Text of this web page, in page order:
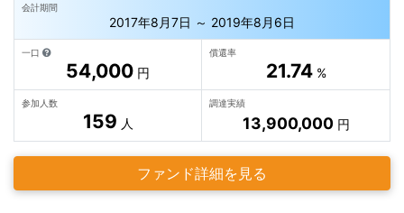
会計期間
2017年8月7日 ～ 2019年8月6日
一口
54,000 円
償還率
21.74%
参加人数
159 人
調達実績
13,900,000円
ファンド詳細を見る